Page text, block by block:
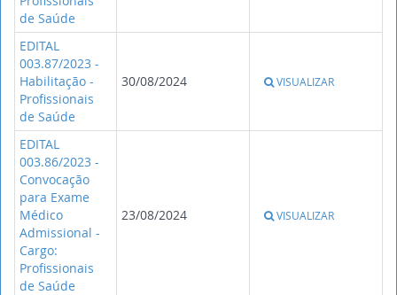
de Saúde
EDITAL
003.87/2023 -
Habilitação -
Profissionais
de Saúde
30/08/2024 VISUALIZAR
EDITAL
003.86/2023 -
Convocação
para Exame
Médico
Admissional -
Cargo:
Profissionais
de Saúde
23/08/2024 VISUALIZAR